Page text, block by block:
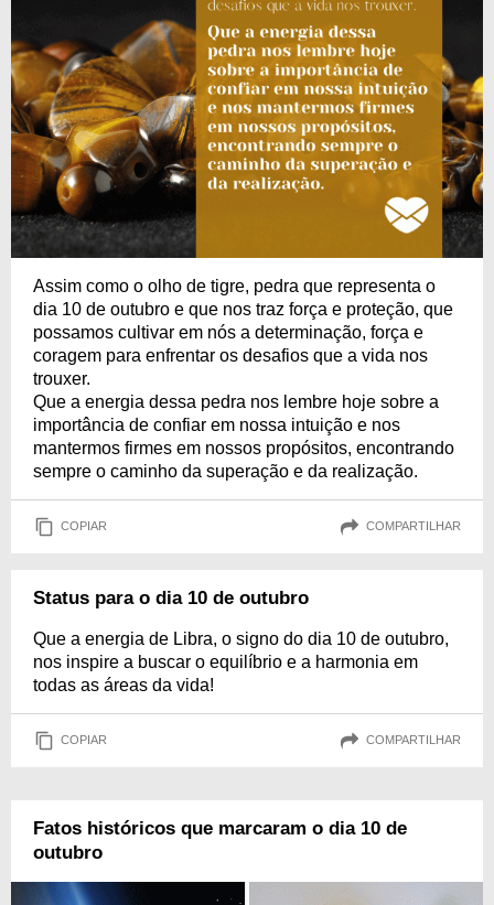
Assim como o olho de tigre, pedra que representa o
dia 10 de outubro e que nos traz força e proteção, que
possamos cultivar em nós a determinação, força e
coragem para enfrentar os desafios que a vida nos
trouxer.
Que a energia dessa pedra nos lembre hoje sobre a
importância de confiar em nossa intuição e nos
mantermos firmes em nossos propósitos, encontrando
sempre o caminho da superação e da realização.
COPIAR COMPARTILHAR
Status para o dia 10 de outubro
Que a energia de Libra, o signo do dia 10 de outubro,
nos inspire a buscar o equilíbrio e a harmonia em
todas as áreas da vida!
COPIAR COMPARTILHAR
Fatos históricos que marcaram o dia 10 de
outubro